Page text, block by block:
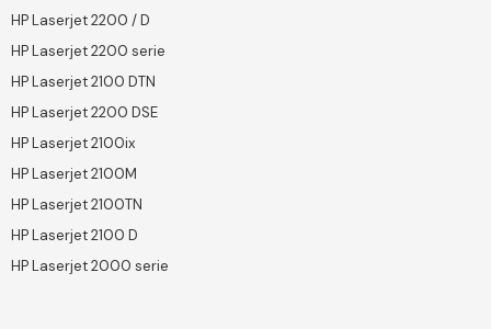
HP Laserjet 2200 / D
HP Laserjet 2200 serie
HP Laserjet 2100 DTN
HP Laserjet 2200 DSE
HP Laserjet 2100ix
HP Laserjet 2100M
HP Laserjet 2100TN
HP Laserjet 2100 D
HP Laserjet 2000 serie